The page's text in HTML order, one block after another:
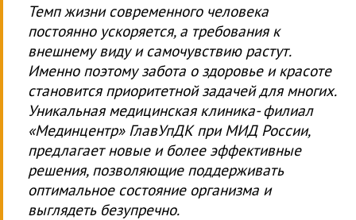
Темп жизни современного человека
постоянно ускоряется, а требования к
внешнему виду и самочувствию растут.
Именно поэтому забота о здоровье и красоте
становится приоритетной задачей для многих.
Уникальная медицинская клиника- филиал
«Мединцентр» ГлавУпДК при МИД России,
предлагает новые и более эффективные
решения, позволяющие поддерживать
оптимальное состояние организма и
выглядеть безупречно.